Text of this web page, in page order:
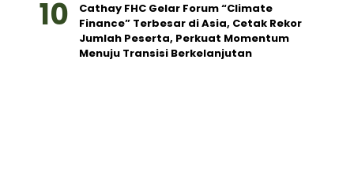
Cathay FHC Gelar Forum “Climate
Finance” Terbesar di Asia, Cetak Rekor
Jumlah Peserta, Perkuat Momentum
Menuju Transisi Berkelanjutan